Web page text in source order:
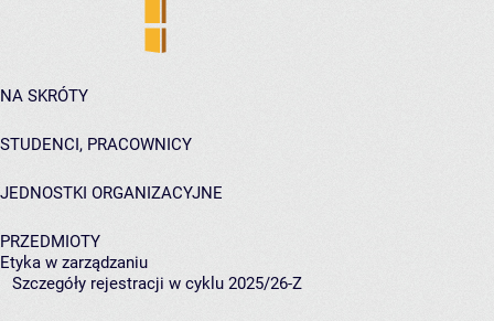
NA SKRÓTY
STUDENCI, PRACOWNICY
JEDNOSTKI ORGANIZACYJNE
PRZEDMIOTY
Etyka w zarządzaniu
Szczegóły rejestracji w cyklu 2025/26-Z